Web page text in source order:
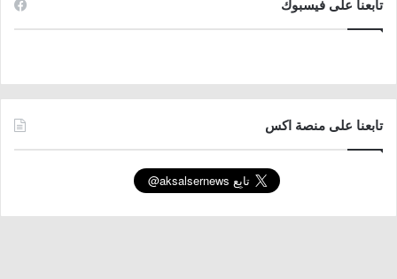
تابعنا على فيسبوك
تابعنا على منصة اكس